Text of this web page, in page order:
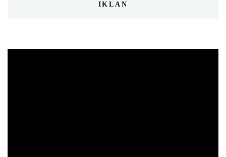
IKLAN